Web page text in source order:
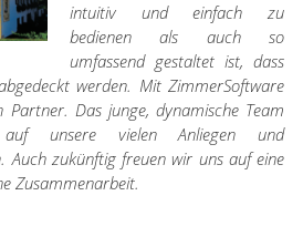
intuitiv und einfach zu
bedienen als auch so
umfassend gestaltet ist, dass
werden. Mit ZimmerSoftware
Partner. Das junge, dynamische Team
unsere vielen Anliegen und
Auch zukünftig freuen wir uns auf eine
Zusammenarbeit.